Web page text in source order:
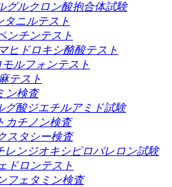
グルクロン酸抱合体試験
タニルテスト
ンチンテスト
ヒドロキシ酪酸テスト
ルフォンテスト
テスト
ン検査
グ酸ジエチルアミド試験
カチノン検査
スタシー検査
レンジオキシピロバレロン試験
ドロンテスト
フェタミン検査